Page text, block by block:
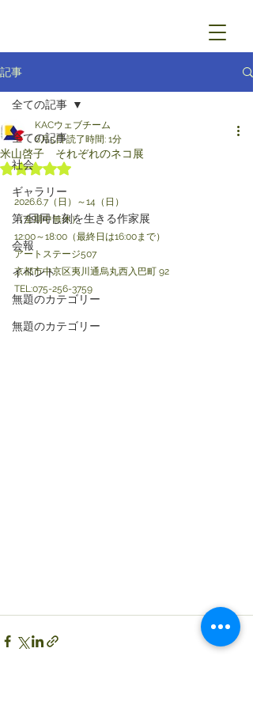
記事
全ての記事
社会
ギャラリー
第7回同じ刻を生きる作家展
会報
イベント
無題のカテゴリー
無題のカテゴリー
全ての記事
米山啓子 それぞれのネコ展
KACウェブチーム
6月5日読了時間: 1分
5つ星のうちNaNと評価されています。
2026.6.7（日）～14（日）
（全期中無休）
12:00～18:00（最終日は16:00まで）
アートステージ507
京都市中京区夷川通烏丸西入巴町 92
TEL:075-256-3759